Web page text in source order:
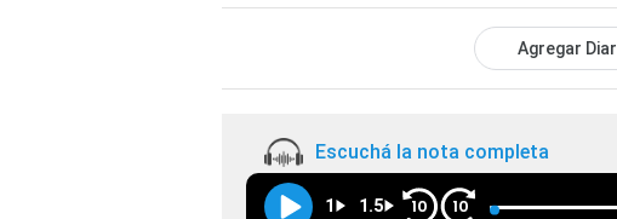
Agregar
Escuchá la nota completa
1 1.5 10 10